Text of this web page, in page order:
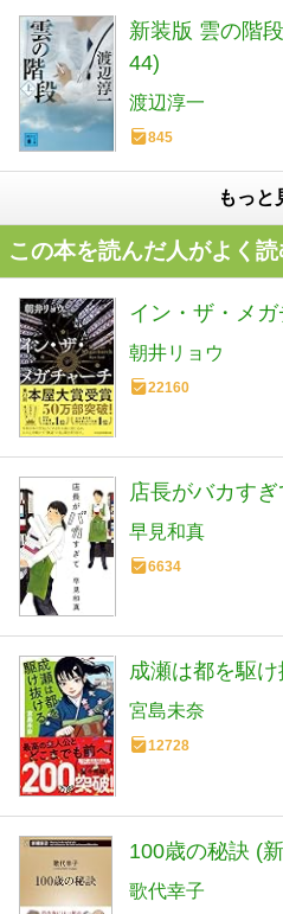
新装版 雲の階
44)
渡辺淳一
845
もっと
この本を読んだ人がよく
イン・ザ・メ
朝井リョウ
22160
店長がバカす
早見和真
6634
成瀬は都を駆け
宮島未奈
12728
100歳の秘訣 (
歌代幸子